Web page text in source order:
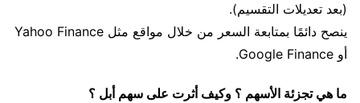
(بعد تعديلات التقسيم).
ينصح دائمًا بمتابعة السعر من خلال مواقع مثل Yahoo Finance
أو Google Finance.
ما هي تجزئة الأسهم ؟ وكيف أثرت على سهم أبل ؟